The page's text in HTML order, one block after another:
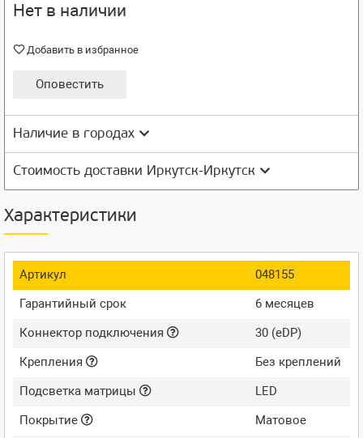
Нет в наличии
Добавить в избранное
Оповестить
Наличие в городах
Стоимость доставки Иркутск-Иркутск
Характеристики
Артикул
048155
Гарантийный срок
6 месяцев
Коннектор подключения
30 (eDP)
Крепления
Без креплений
Подсветка матрицы
LED
Покрытие
Матовое